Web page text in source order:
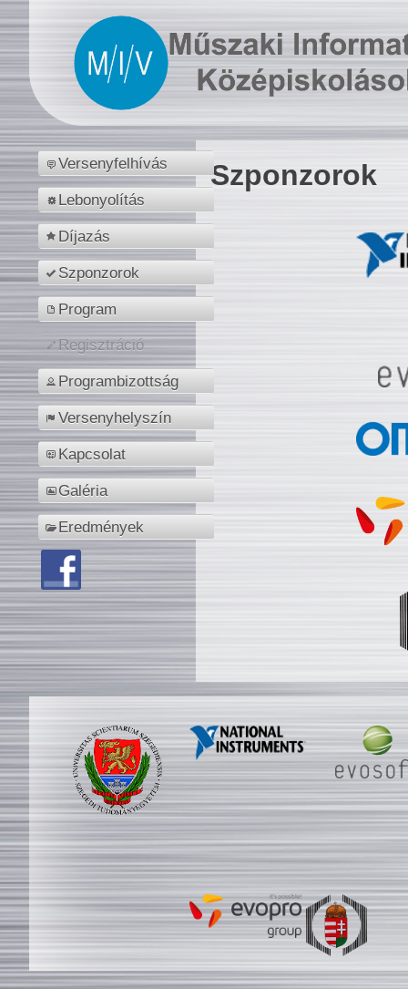
Versenyfelhívás
Lebonyolítás
Díjazás
Szponzorok
Program
Regisztráció
Programbizottság
Versenyhelyszín
Kapcsolat
Galéria
Eredmények
Szponzorok